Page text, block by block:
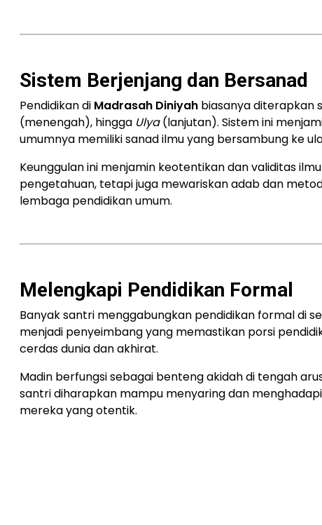
Sistem Berjenjang dan Bersanad
Pendidikan di Madrasah Diniyah biasanya diterapkan
(menengah), hingga Ulya(lanjutan). Sistem ini
umumnya memiliki sanad ilmu yang bersambung ke
Keunggulan ini menjamin keotentikan dan validitas
pengetahuan, tetapi juga mewariskan adab dan
lembaga pendidikan umum.
Melengkapi Pendidikan Formal
Banyak santri menggabungkan pendidikan formal di
menjadi penyeimbang yang memastikan porsi
cerdas dunia dan akhirat.
Madin berfungsi sebagai benteng akidah di tengah
santri diharapkan mampu menyaring dan
mereka yang otentik.